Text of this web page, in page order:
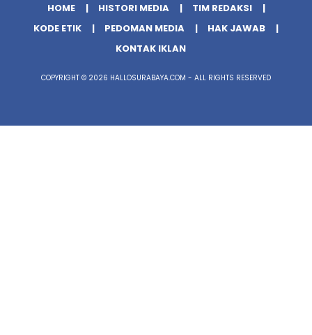
HOME HISTORI MEDIA
TIM REDAKSI
KODE ETIK
PEDOMAN MEDIA
HAK JAWAB
KONTAK IKLAN
COPYRIGHT © 2026 HALLOSURABAYA.COM - ALL RIGHTS RESERVED